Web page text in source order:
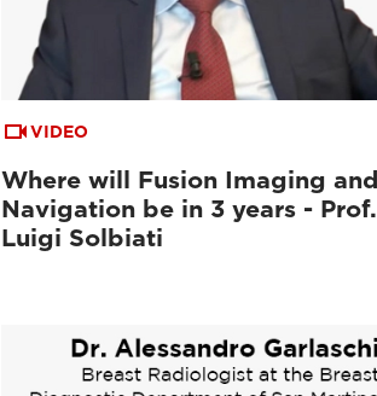
VIDEO
Where will Fusion Imaging and
Navigation be in 3 years - Prof.
Luigi Solbiati